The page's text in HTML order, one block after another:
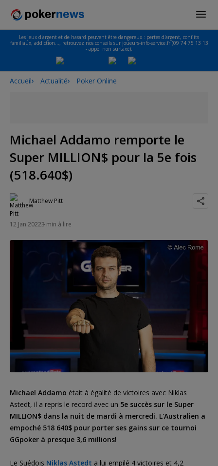
Les jeux d'argent et de hasard peuvent être dangereux : pertes d'argent, conflits
familiaux, addiction…, retrouvez nos conseils sur joueurs-info-service.fr (09 74 75 13 13
- appel non surtaxé).
Accueil Actualité Poker Online
Michael Addamo remporte le
Super MILLION$ pour la 5e fois
(518.640$)
Matthew Pitt
12 Jan 20223 min à lire
Michael Addamo était à égalité de victoires avec Niklas
Astedt, il a repris le record avec un 5e succès sur le Super
MILLION$ dans la nuit de mardi à mercredi. L'Australien a
empoché 518 640$ pour porter ses gains sur ce tournoi
GGpoker à presque 3,6 millions!
Le Suédois Niklas Astedt a lui empilé 4 victoires et 4,2